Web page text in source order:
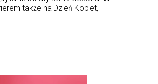
także na Dzień Kobiet,